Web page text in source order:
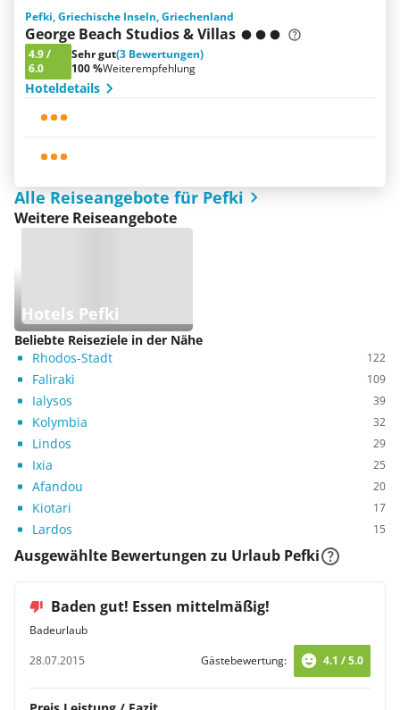
Pefki, Griechische Inseln, Griechenland
George Beach Studios & Villas
4.9/
6.0
Sehr gut(3 Bewertungen)
100 %Weiterempfehlung
Hoteldetails
Alle Reiseangebote für Pefki
Weitere Reiseangebote
Hotels Pefki
Beliebte Reiseziele in der Nähe
Rhodos-Stadt
122
Faliraki 109
Ialysos 39
Kolymbia 32
Lindos 29
Ixia 25
Afandou 20
Kiotari 17
Lardos 15
Ausgewählte Bewertungen zu Urlaub Pefki
Baden gut! Essen mittelmäßig!
Badeurlaub
28.07.2015
Gästebewertung: 4.1 / 5.0